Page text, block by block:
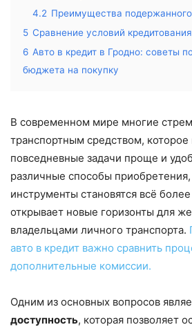
4.2 Преимущества
5 Сравнение условий
6 Авто в кредит в Гродно: советы
бюджета на покупку
В современном мире многие
транспортным средством,
повседневные задачи проще и
различные способы
инструменты становятся всё
открывает новые горизонты для
владельцами личного транспорта.
авто в кредит важно сравнить
дополнительные комиссии.
Одним из основных вопросов
доступность, которая позволяет